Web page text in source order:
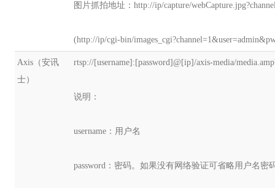
图片抓拍地址：http://ip/capture/
(http://ip/cgi-bin/
Axis（安讯
士）
rtsp://[username]:[password]@[ip]/axis-media/
说明：
username：用户名
password：密码。如果没有网络验证可省略用户名密